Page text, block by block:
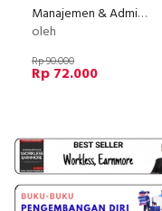
Manajemen & Administrasi Database Menggunakan SQL Server 2000
oleh
Rp 90.000
Rp 72.000